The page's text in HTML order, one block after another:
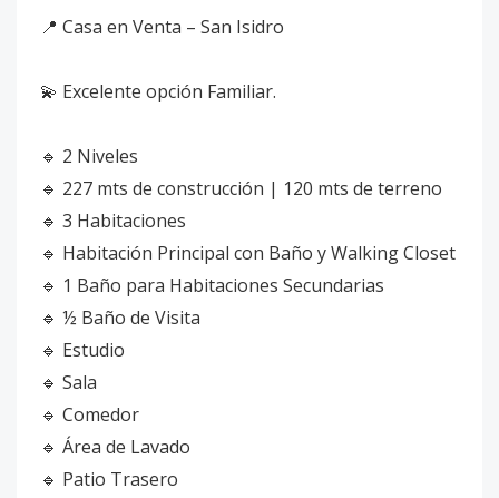
📍 Casa en Venta – San Isidro
💫 Excelente opción Familiar.
🔹 2 Niveles
🔹 227 mts de construcción | 120 mts de terreno
🔹 3 Habitaciones
🔹 Habitación Principal con Baño y Walking Closet
🔹 1 Baño para Habitaciones Secundarias
🔹 ½ Baño de Visita
🔹 Estudio
🔹 Sala
🔹 Comedor
🔹 Área de Lavado
🔹 Patio Trasero